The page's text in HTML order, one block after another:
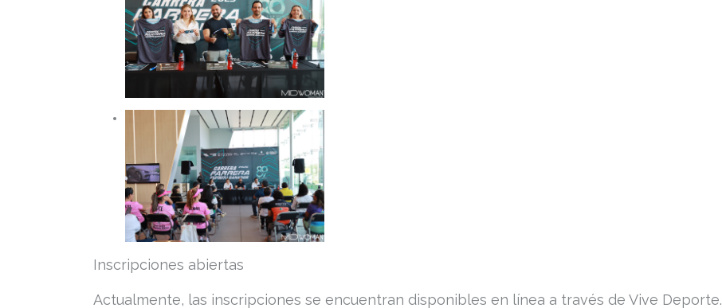
Inscripciones abiertas
Actualmente, las inscripciones se encuentran disponibles en línea a través de Vive Deporte.